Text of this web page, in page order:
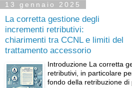
13 gennaio 2025
La corretta gestione degli
incrementi retributivi:
chiarimenti tra CCNL e limiti del
trattamento accessorio
Introduzione La corretta
retributivi, in particolare
fondo della retribuzione di